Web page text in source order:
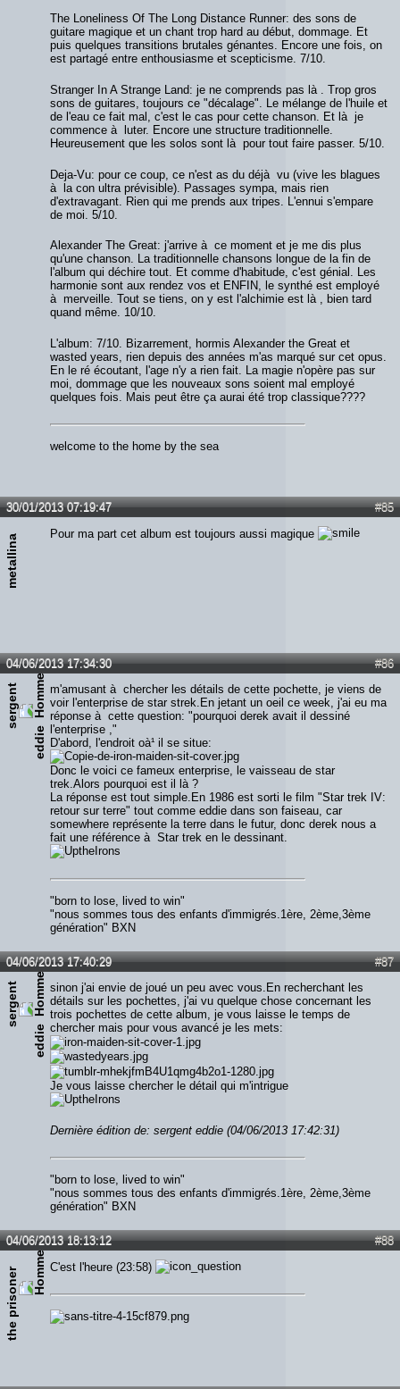
The Loneliness Of The Long Distance Runner: des sons de
guitare magique et un chant trop hard au début, dommage. Et
puis quelques transitions brutales génantes. Encore une fois, on
est partagé entre enthousiasme et scepticisme. 7/10.
Stranger In A Strange Land: je ne comprends pas là . Trop gros
sons de guitares, toujours ce "décalage". Le mélange de l'huile et
de l'eau ce fait mal, c'est le cas pour cette chanson. Et là je
commence à luter. Encore une structure traditionnelle.
Heureusement que les solos sont là pour tout faire passer. 5/10.
Deja-Vu: pour ce coup, ce n'est as du déjà vu (vive les blagues
à la con ultra prévisible). Passages sympa, mais rien
d'extravagant. Rien qui me prends aux tripes. L'ennui s'empare
de moi. 5/10.
Alexander The Great: j'arrive à ce moment et je me dis plus
qu'une chanson. La traditionnelle chansons longue de la fin de
l'album qui déchire tout. Et comme d'habitude, c'est génial. Les
harmonie sont aux rendez vos et ENFIN, le synthé est employé
à merveille. Tout se tiens, on y est l'alchimie est là , bien tard
quand même. 10/10.
L'album: 7/10. Bizarrement, hormis Alexander the Great et
wasted years, rien depuis des années m'as marqué sur cet opus.
En le ré écoutant, l'age n'y a rien fait. La magie n'opère pas sur
moi, dommage que les nouveaux sons soient mal employé
quelques fois. Mais peut être ça aurai été trop classique????
welcome to the home by the sea
#85
30/01/2013 07:19:47
metallina Pour ma part cet album est toujours aussi magique
#86
04/06/2013 17:34:30
s
e
r
g
e
n
t
e
d
d
i
e
m'amusant à chercher les détails de cette pochette, je viens de
voir l'enterprise de star strek.En jetant un oeil ce week, j'ai eu ma
réponse à cette question: "pourquoi derek avait il dessiné
l'enterprise ,"
D'abord, l'endroit oà¹ il se situe:
Donc le voici ce fameux enterprise, le vaisseau de star
trek.Alors pourquoi est il là ?
La réponse est tout simple.En 1986 est sorti le film "Star trek IV:
retour sur terre" tout comme eddie dans son faiseau, car
somewhere représente la terre dans le futur, donc derek nous a
fait une référence à Star trek en le dessinant.
"born to lose, lived to win"
"nous sommes tous des enfants d'immigrés.1ère, 2ème,3ème
génération" BXN
#87
04/06/2013 17:40:29
s
e
r
g
e
n
t
e
d
d
i
e
sinon j'ai envie de joué un peu avec vous.En recherchant les
détails sur les pochettes, j'ai vu quelque chose concernant les
trois pochettes de cette album, je vous laisse le temps de
chercher mais pour vous avancé je les mets:
Je vous laisse chercher le détail qui m'intrigue
Dernière édition de: sergent eddie (04/06/2013 17:42:31)
"born to lose, lived to win"
"nous sommes tous des enfants d'immigrés.1ère, 2ème,3ème
génération" BXN
#88
04/06/2013 18:13:12
the prisoner C'est l'heure (23:58)